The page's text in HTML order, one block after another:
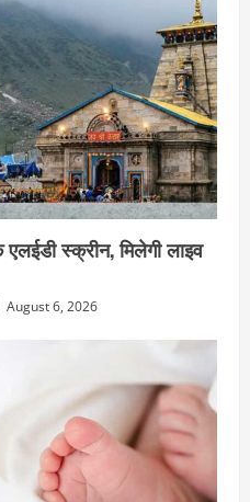
एलईडी स्क्रीन, मिलेगी लाइव
August 6, 2026